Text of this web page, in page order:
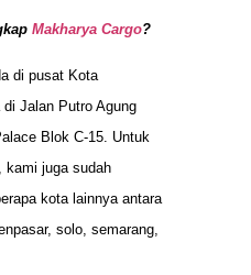
Makharya Cargo?
di pusat Kota
Jalan Putro Agung
Blok C-15. Untuk
kami juga sudah
kota lainnya antara
solo, semarang,